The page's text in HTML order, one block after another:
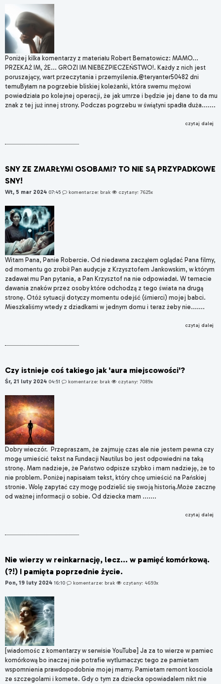
Poniżej kilka komentarzy z materiału Robert Bernatowicz: MAMO...
PRZEKAŻ IM, ŻE... GROZI IM NIEBEZPIECZEŃSTWO!. Każdy z nich jest
poruszający, wart przeczytania i przemyślenia.@teryanter50482 dni
temuByłam na pogrzebie bliskiej koleżanki, która swemu mężowi
powiedziała po kolejnej operacji, że jak umrze i będzie jej dane to da mu
znak z tej już innej strony. Podczas pogrzebu w świątyni spadła duża.......
czytaj dalej
SNY ZE ZMARŁYMI OSOBAMI? TO NIE SĄ PRZYPADKOWE
SNY!
Wt, 5 mar 2024 07:45 komentarze: brak czytany: 7625x
Witam Pana, Panie Robercie. Od niedawna zacząłem oglądać Pana filmy,
od momentu go zrobił Pan audycje z Krzysztofem Jankowskim, w którym
zadawał mu Pan pytania, a Pan Krzysztof na nie odpowiadał. W temacie
dawania znaków przez osoby które odchodzą z tego świata na drugą
stronę. Otóż sytuacji dotyczy momentu odejść (śmierci) mojej babci.
Mieszkaliśmy wtedy z dziadkami w jednym domu i teraz żeby nie.......
czytaj dalej
Czy istnieje coś takiego jak 'aura miejscowości'?
Śr, 21 luty 2024 04:51 komentarze: brak czytany: 7089x
Dobry wieczór. Przepraszam, że zajmuję czas ale nie jestem pewna czy
mogę umieścić tekst na Fundacji Nautilus bo jest odpowiedni na taką
stronę. Mam nadzieje, że Państwo odpisze szybko i mam nadzieję, że to
nie problem. Poniżej napisałam tekst, który chcę umieścić na Pańskiej
stronie. Wolę zapytać czy mogę podzielić się swoją historią.Może zacznę
od ważnej informacji o sobie. Od dziecka mam .......
czytaj dalej
Nie wierzy w reinkarnację, lecz... w pamięć komórkową.
(?!) I pamięta poprzednie życie.
Pon, 19 luty 2024 16:10 komentarze: brak czytany: 4693x
[wiadomośc z komentarzy w serwisie YouTube] Ja za to wierze w pamiec
komórkową bo inaczej nie potrafie wytlumaczyc tego ze pamietam
wspomnienia prawdopodobnie mojej mamy. Pamietam remont kosciola
ze szczegolami i komete. Gdy o tym za dziecka opowiadalem nikt nie